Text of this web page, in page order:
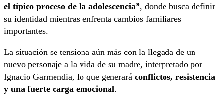
el típico proceso de la adolescencia”, donde busca definir
su identidad mientras enfrenta cambios familiares
importantes.
La situación se tensiona aún más con la llegada de un
nuevo personaje a la vida de su madre, interpretado por
Ignacio Garmendia, lo que generará conflictos, resistencia
y una fuerte carga emocional.